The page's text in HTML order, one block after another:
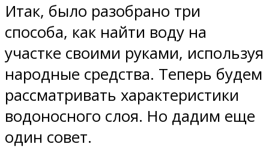
Итак, было разобрано три
способа, как найти воду на
участке своими руками, используя
народные средства. Теперь будем
рассматривать характеристики
водоносного слоя. Но дадим еще
один совет.